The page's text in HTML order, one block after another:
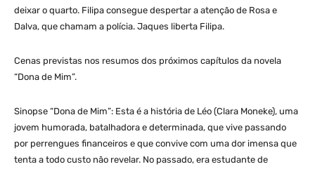
deixar o quarto. Filipa consegue despertar a atenção de Rosa e
Dalva, que chamam a polícia. Jaques liberta Filipa.
Cenas previstas nos resumos dos próximos capítulos da novela
“Dona de Mim”.
Sinopse “Dona de Mim”: Esta é a história de Léo (Clara Moneke), uma
jovem humorada, batalhadora e determinada, que vive passando
por perrengues financeiros e que convive com uma dor imensa que
tenta a todo custo não revelar. No passado, era estudante de